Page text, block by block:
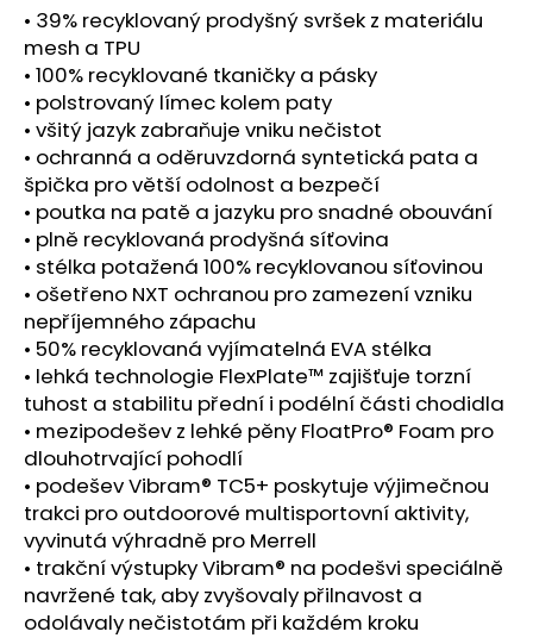
• 39% recyklovaný prodyšný svršek z materiálu
mesh a TPU
• 100% recyklované tkaničky a pásky
• polstrovaný límec kolem paty
• všitý jazyk zabraňuje vniku nečistot
• ochranná a oděruvzdorná syntetická pata a
špička pro větší odolnost a bezpečí
• poutka na patě a jazyku pro snadné obouvání
• plně recyklovaná prodyšná síťovina
• stélka potažená 100% recyklovanou síťovinou
• ošetřeno NXT ochranou pro zamezení vzniku
nepříjemného zápachu
• 50% recyklovaná vyjímatelná EVA stélka
• lehká technologie FlexPlate™ zajišťuje torzní
tuhost a stabilitu přední i podélní části chodidla
• mezipodešev z lehké pěny FloatPro® Foam pro
dlouhotrvající pohodlí
• podešev Vibram® TC5+ poskytuje výjimečnou
trakci pro outdoorové multisportovní aktivity,
vyvinutá výhradně pro Merrell
• trakční výstupky Vibram® na podešvi speciálně
navržené tak, aby zvyšovaly přilnavost a
odolávaly nečistotám při každém kroku
7
990
Kč